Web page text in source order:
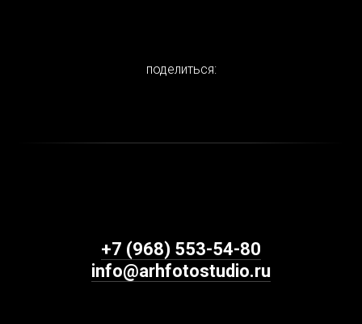
поделиться:
+7 (968) 553-54-80
info@arhfotostudio.ru